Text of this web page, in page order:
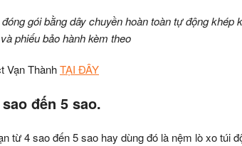
gói bằng dây chuyền hoàn toàn tự động
phiếu bảo hành kèm theo
Vạn ThànhTẠI ĐÂY
đến 5 sao.
từ 4 sao đến 5 sao hay dùng đó là nệm lò xo túi